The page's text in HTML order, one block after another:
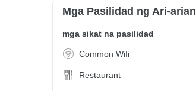
Mga Pasilidad ng Ari-arian
mga sikat na pasilidad
Common Wifi
Restaurant